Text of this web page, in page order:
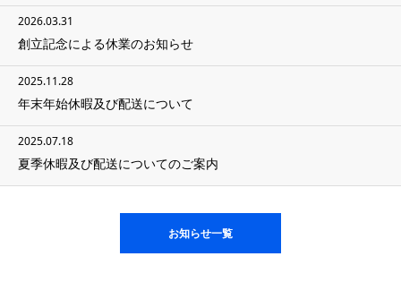
2026.03.31
創立記念による休業のお知らせ
2025.11.28
年末年始休暇及び配送について
2025.07.18
夏季休暇及び配送についてのご案内
お知らせ一覧